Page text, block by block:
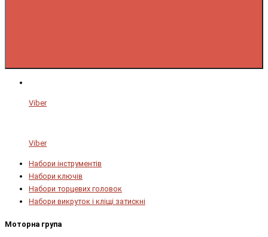
Viber
Viber
Набори інструментів
Набори ключів
Набори торцевих головок
Набори викруток і кліщі затискні
Моторна група